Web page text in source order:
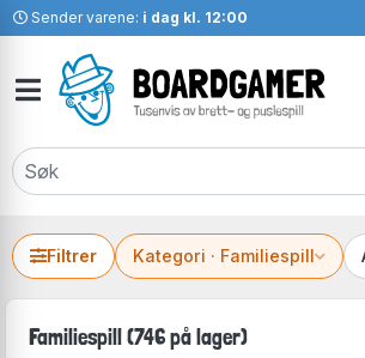
Sender varene: i dag kl. 12:00
Filtrer Kategori · Familiespill
Familiespill (746 på lager)